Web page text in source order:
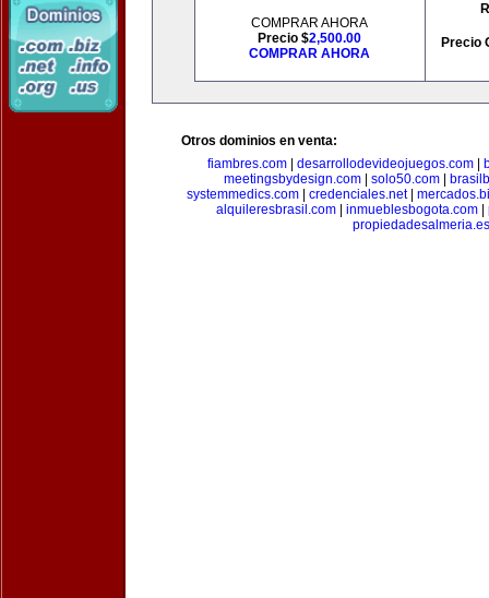
COMPRAR AHORA
Precio $2,500.00
COMPRAR AHORA
Precio
Otros dominios en venta:
fiambres.com| desarrollodevideojuegos.com|
meetingsbydesign.com
solo50.com
systemmedics.com| credenciales.net|
alquileresbrasil.com| inmueblesbogota.com|
propiedadesalmeria.es